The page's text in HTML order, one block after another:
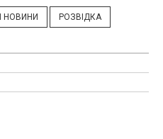
НОВИНИ РОЗВІДКА